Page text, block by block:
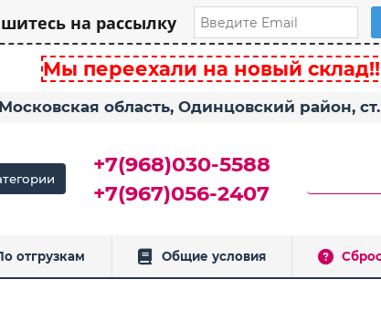
на рассылку
Мы переехали на новый
Московская область, Одинцовский район,
+7(968)030-5588
+7(967)056-2407
отгрузкам Общие условия